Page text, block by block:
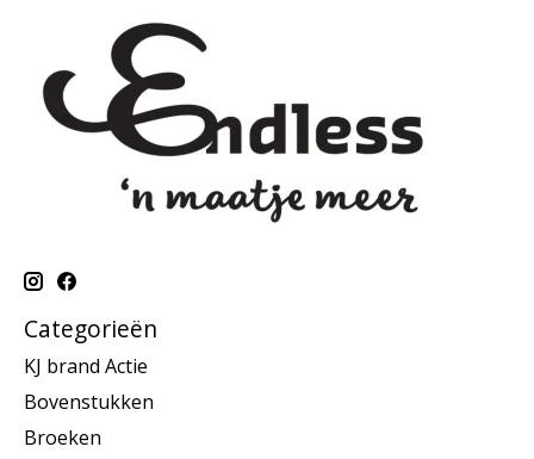
Categorieën
KJ brand Actie
Bovenstukken
Broeken